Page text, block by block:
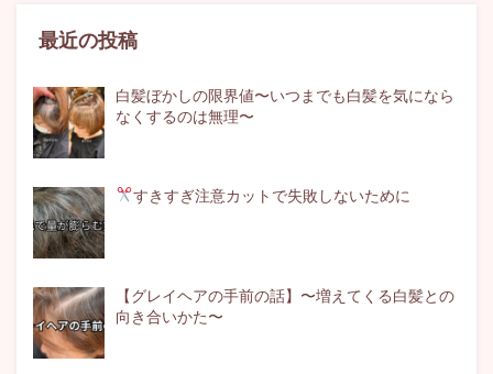
最近の投稿
白髪ぼかしの限界値〜いつまでも白髪を気になら
なくするのは無理〜
すきすぎ注意カットで失敗しないために
【グレイヘアの手前の話】〜増えてくる白髪との
向き合いかた〜